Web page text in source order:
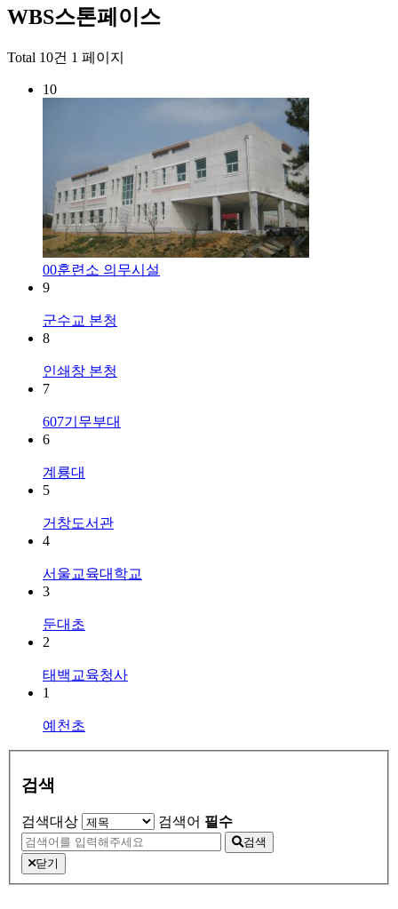
WBS스톤페이스
Total 10건 1 페이지
10
00훈련소 의무시설
9
군수교 본청
8
인쇄창 본청
7
607기무부대
6
계룡대
5
거창도서관
4
서울교육대학교
3
둔대초
2
태백교육청사
1
예천초
검색
검색대상 검색어 필수
검색
닫기